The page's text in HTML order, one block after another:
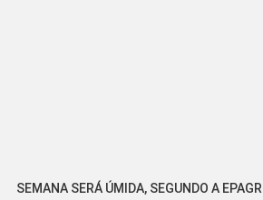
SEMANA SERÁ ÚMIDA, SEGUNDO A EPAGRI